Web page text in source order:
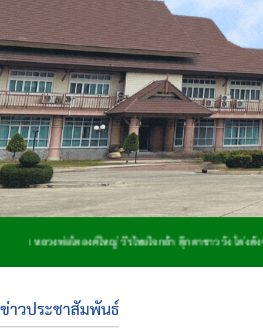
วงพ่อโตองค์ใหญ่ วีรไทยใจกล้า ตุ๊กตาชาววัง โด่งดังจักสาน
ข่าวประชาสัมพันธ์